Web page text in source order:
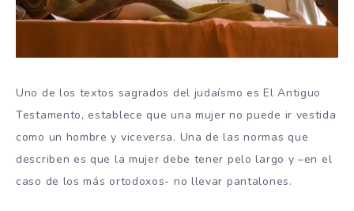
Uno de los textos sagrados del judaísmo es El Antiguo
Testamento, establece que una mujer no puede ir vestida
como un hombre y viceversa. Una de las normas que
describen es que la mujer debe tener pelo largo y –en el
caso de los más ortodoxos- no llevar pantalones.